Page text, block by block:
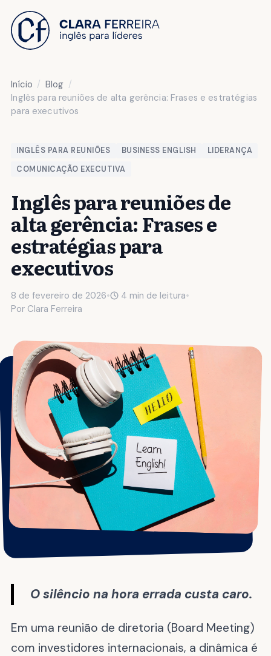
Início
Blog
Inglês para reuniões de alta gerência: Frases e estratégias
para executivos
INGLÊS PARA REUNIÕES BUSINESS ENGLISH
LIDERANÇA
COMUNICAÇÃO EXECUTIVA
Inglês para reuniões de
alta gerência: Frases e
estratégias para
executivos
8 de fevereiro de 2026• 4 min de leitura•
Por Clara Ferreira
O silêncio na hora errada custa caro.
Em uma reunião de diretoria (Board Meeting)
com investidores internacionais, a dinâmica é